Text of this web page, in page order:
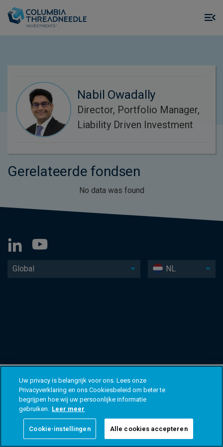
Nabil Owadally
Director, Portfolio Manager,
Liability Driven Investment
Gerelateerde fondsen
No data was found
Global NL
Uw privacy is belangrijk voor ons. Lees onze
Privacyverklaring en ons Cookiesbeleid om beter te
begrijpen hoe wij uw persoonlijke informatie
gebruiken. Leer meer
Cookie-instellingen Alle cookies accepteren